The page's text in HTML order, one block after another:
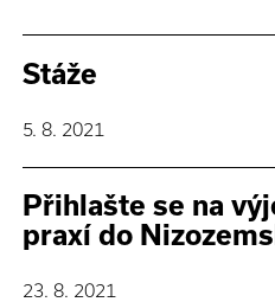
Stáže
5. 8. 2021
Přihlašte se na
praxí do
23. 8. 2021